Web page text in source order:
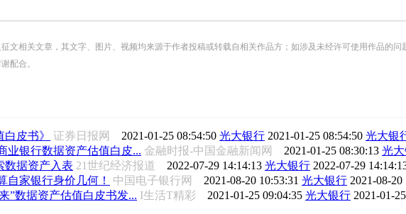
文相关文章，其文字、图片、视频均来源于作者投稿或转载自相关作品方；如涉及未经许可使用作品的问
配合。
皮书》 证券日报网 2021-01-25 08:54:50 光大银行 2021-01-25 08:54:50 光大银
业银行数据资产估值白皮... 金融时报-中国金融新闻网 2021-01-25 08:30:13 光
数据资产入表 21世纪经济报道 2022-07-29 14:14:13 光大银行 2022-07-29
自家银行身价几何！
中国电子银行网 2021-08-20 10:53:31 光大银行 2021-08-20
”数据资产估值白皮书发... I生活T精彩 2021-01-25 09:04:35 光大银行 2021-01-